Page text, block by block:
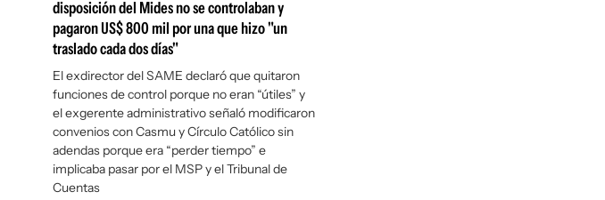
disposición del Mides no se controlaban y
pagaron US$ 800 mil por una que hizo "un
traslado cada dos días"
El exdirector del SAME declaró que quitaron
funciones de control porque no eran “útiles” y
el exgerente administrativo señaló modificaron
convenios con Casmu y Círculo Católico sin
adendas porque era “perder tiempo” e
implicaba pasar por el MSP y el Tribunal de
Cuentas